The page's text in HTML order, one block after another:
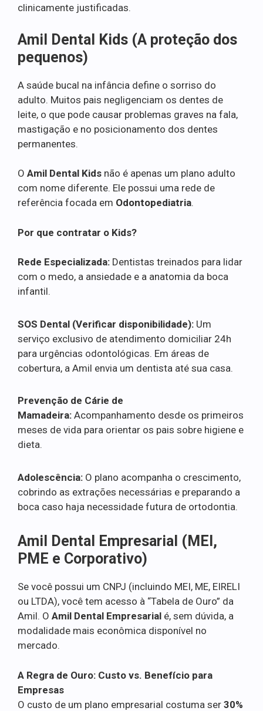
clinicamente justificadas.
Amil Dental Kids (A proteção dos
pequenos)
A saúde bucal na infância define o sorriso do
adulto. Muitos pais negligenciam os dentes de
leite, o que pode causar problemas graves na fala,
mastigação e no posicionamento dos dentes
permanentes.
O Amil Dental Kids não é apenas um plano adulto
com nome diferente. Ele possui uma rede de
referência focada em Odontopediatria.
Por que contratar o Kids?
Rede Especializada: Dentistas treinados para lidar
com o medo, a ansiedade e a anatomia da boca
infantil.
SOS Dental (Verificar disponibilidade): Um
serviço exclusivo de atendimento domiciliar 24h
para urgências odontológicas. Em áreas de
cobertura, a Amil envia um dentista até sua casa.
Prevenção de Cárie de
Mamadeira: Acompanhamento desde os primeiros
meses de vida para orientar os pais sobre higiene e
dieta.
Adolescência: O plano acompanha o crescimento,
cobrindo as extrações necessárias e preparando a
boca caso haja necessidade futura de ortodontia.
Amil Dental Empresarial (MEI,
PME e Corporativo)
Se você possui um CNPJ (incluindo MEI, ME, EIRELI
ou LTDA), você tem acesso à “Tabela de Ouro” da
Amil. O Amil Dental Empresarial é, sem dúvida, a
modalidade mais econômica disponível no
mercado.
A Regra de Ouro: Custo vs. Benefício para
Empresas
O custo de um plano empresarial costuma ser 30%